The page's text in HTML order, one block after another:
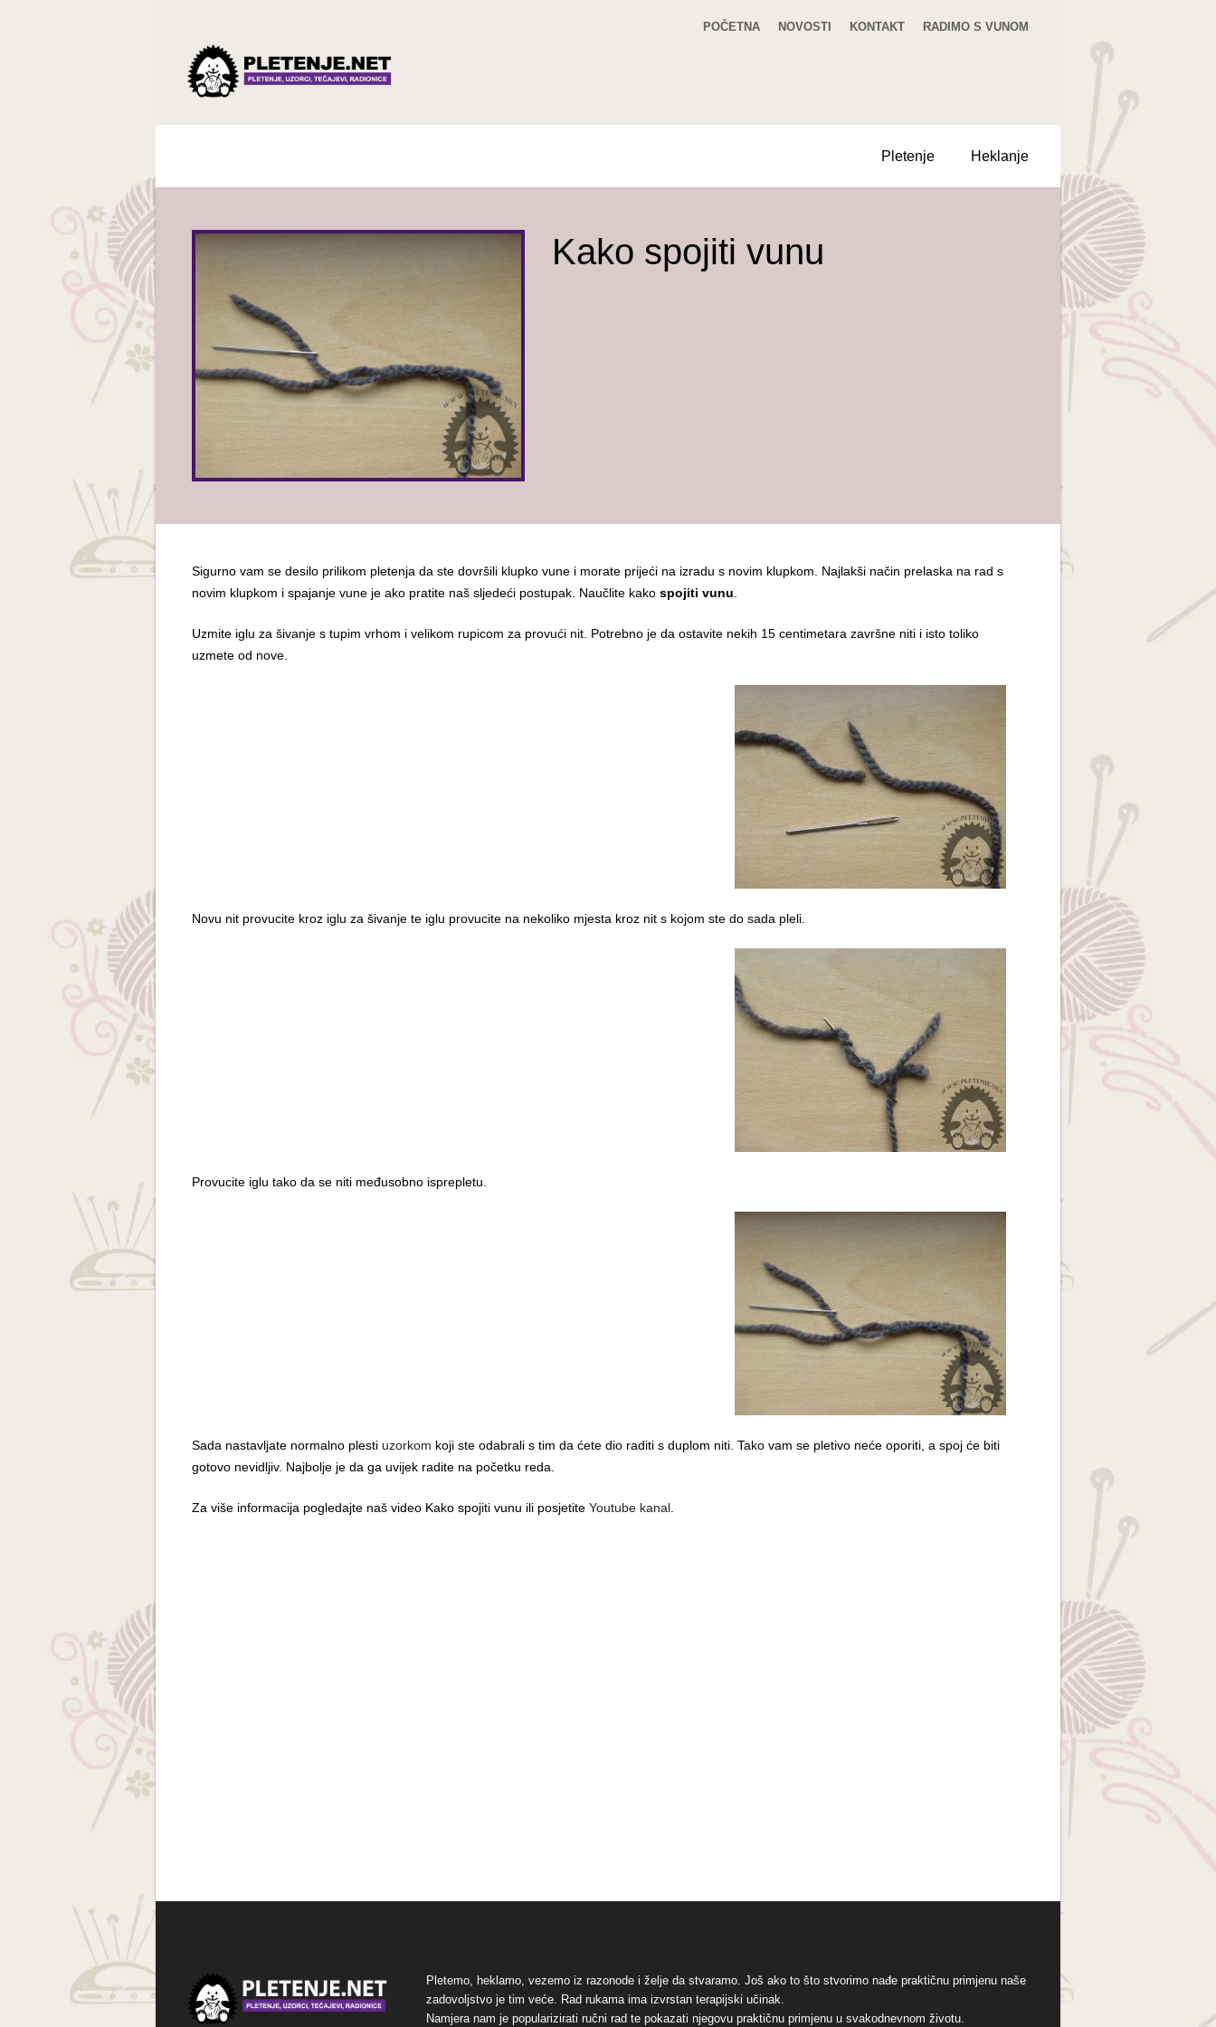
POČETNA NOVOSTI KONTAKT RADIMO S VUNOM
Pletenje Heklanje
Kako spojiti vunu
Sigurno vam se desilo prilikom pletenja da ste dovršili klupko vune i morate prijeći na izradu s novim klupkom. Najlakši način prelaska na rad s
novim klupkom i spajanje vune je ako pratite naš sljedeći postupak. Naučlite kako spojiti vunu
Uzmite iglu za šivanje s tupim vrhom i velikom rupicom za provući nit. Potrebno je da ostavite nekih 15 centimetara završne niti i isto toliko
uzmete od nove.
Novu nit provucite kroz iglu za šivanje te iglu provucite na nekoliko mjesta kroz nit s kojom ste do sada pleli.
Provucite iglu tako da se niti međusobno isprepletu.
Sada nastavljate normalno plesti uzorkom koji ste odabrali s tim da ćete dio raditi s duplom niti. Tako vam se pletivo neće oporiti, a spoj će biti
gotovo nevidljiv. Najbolje je da ga uvijek radite na početku reda.
Za više informacija pogledajte naš video Kako spojiti vunu ili posjetite Youtube kanal
Pletemo, heklamo, vezemo iz razonode i želje da stvaramo. Još ako to što stvorimo nađe praktičnu primjenu naše
zadovoljstvo je tim veće. Rad rukama ima izvrstan terapijski učinak.
Namjera nam je popularizirati ručni rad te pokazati njegovu praktičnu primjenu u svakodnevnom životu.